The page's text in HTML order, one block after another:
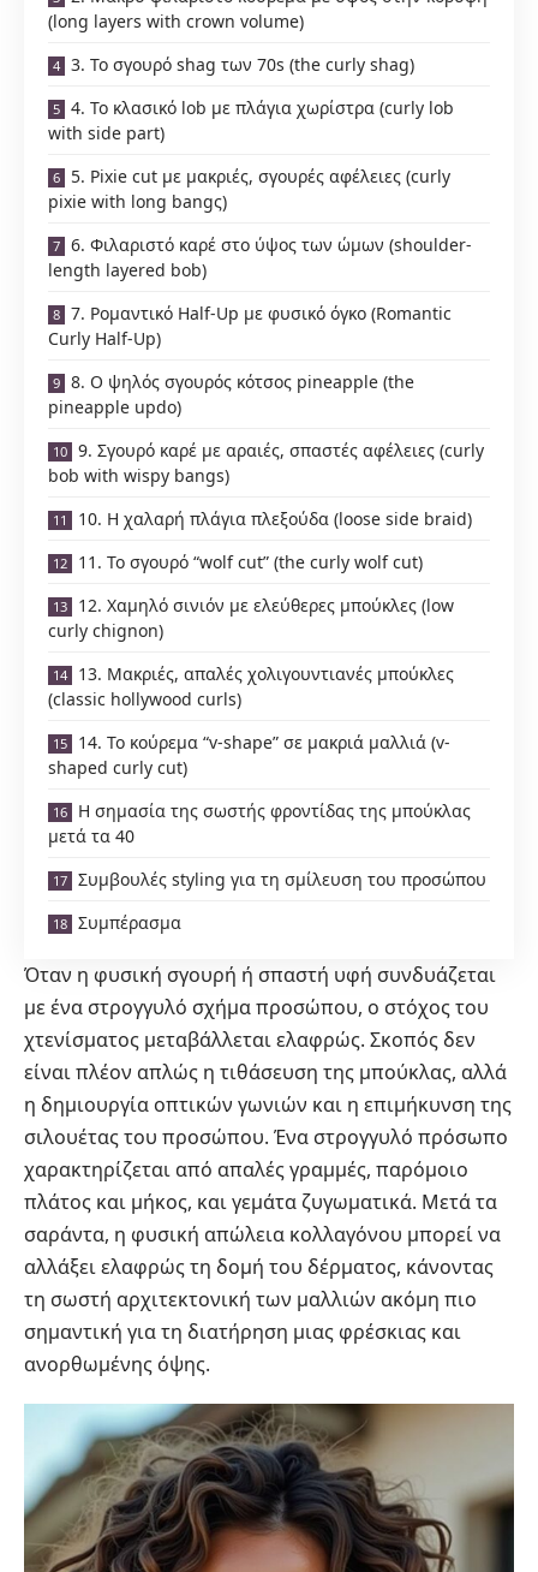
(long layers with crown volume)
3. Το σγουρό shag των 70s (the curly shag)
4. Το κλασικό lob με πλάγια χωρίστρα (curly lob
with side part)
5. Pixie cut με μακριές, σγουρές αφέλειες (curly
pixie with long bangς)
6. Φιλαριστό καρέ στο ύψος των ώμων (shoulder-
length layered bob)
7. Ρομαντικό Half-Up με φυσικό όγκο (Romantic
Curly Half-Up)
8. Ο ψηλός σγουρός κότσος pineapple (the
pineapple updo)
9. Σγουρό καρέ με αραιές, σπαστές αφέλειες (curly
bob with wispy bangs)
10. Η χαλαρή πλάγια πλεξούδα (loose side braid)
11. Το σγουρό “wolf cut” (the curly wolf cut)
12. Χαμηλό σινιόν με ελεύθερες μπούκλες (low
curly chignon)
13. Μακριές, απαλές χολιγουντιανές μπούκλες
(classic hollywood curls)
14. Το κούρεμα “v-shape” σε μακριά μαλλιά (v-
shaped curly cut)
Η σημασία της σωστής φροντίδας της μπούκλας
μετά τα 40
Συμβουλές styling για τη σμίλευση του προσώπου
Συμπέρασμα
Όταν η φυσική σγουρή ή σπαστή υφή συνδυάζεται
με ένα στρογγυλό σχήμα προσώπου, ο στόχος του
χτενίσματος μεταβάλλεται ελαφρώς. Σκοπός δεν
είναι πλέον απλώς η τιθάσευση της μπούκλας, αλλά
η δημιουργία οπτικών γωνιών και η επιμήκυνση της
σιλουέτας του προσώπου. Ένα στρογγυλό πρόσωπο
χαρακτηρίζεται από απαλές γραμμές, παρόμοιο
πλάτος και μήκος, και γεμάτα ζυγωματικά. Μετά τα
σαράντα, η φυσική απώλεια κολλαγόνου μπορεί να
αλλάξει ελαφρώς τη δομή του δέρματος, κάνοντας
τη σωστή αρχιτεκτονική των μαλλιών ακόμη πιο
σημαντική για τη διατήρηση μιας φρέσκιας και
ανορθωμένης όψης.